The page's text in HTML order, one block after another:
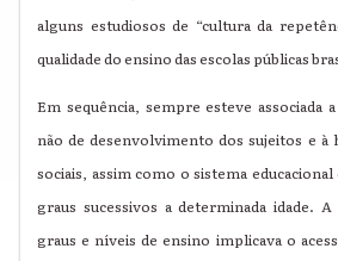
alguns estudiosos de “cultura da
qualidade do ensino das escolas públicas
Em sequência, sempre esteve associada
não de desenvolvimento dos sujeitos e à
sociais, assim como o sistema
graus sucessivos a determinada idade.
graus e níveis de ensino implicava o